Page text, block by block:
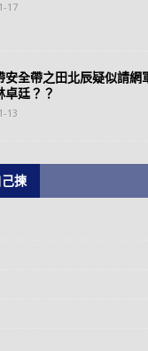
17
安全帶之田北辰疑似請網
卓廷？？
13
揀